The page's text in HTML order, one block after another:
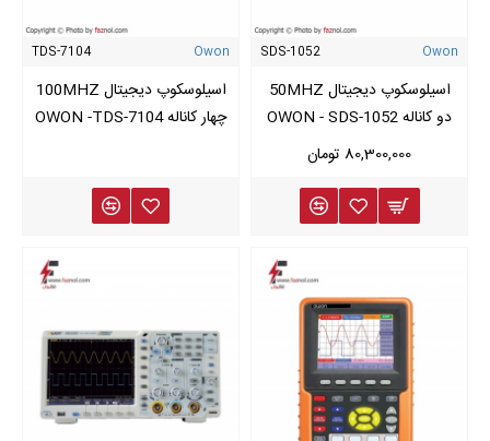
Owon
SDS-1052
اسیلوسکوپ دیجیتال 50MHZ
دو کاناله OWON - SDS-1052
80,300,000 تومان
Owon
TDS-7104
اسیلوسکوپ دیجیتال 100MHZ
چهار کاناله OWON -TDS-7104